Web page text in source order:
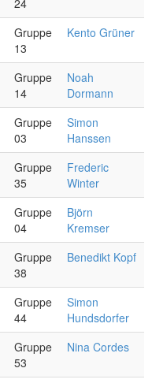
24
Gruppe
13
Kento Grüner
Gruppe
14
Noah
Dormann
Gruppe
03
Simon
Hanssen
Gruppe
35
Frederic
Winter
Gruppe
04
Björn
Kremser
Gruppe
38
Benedikt Kopf
Gruppe
44
Simon
Hundsdorfer
Gruppe
53
Nina Cordes